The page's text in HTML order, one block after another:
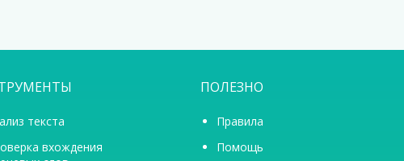
текста
вхождения
ПОЛЕЗНО
Правила
Помощь